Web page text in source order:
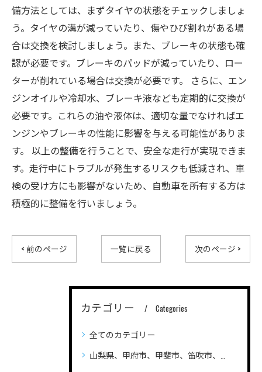
備方法としては、まずタイヤの状態をチェックしましょ
う。タイヤの溝が減っていたり、傷やひび割れがある場
合は交換を検討しましょう。また、ブレーキの状態も確
認が必要です。ブレーキのパッドが減っていたり、ロー
ターが削れている場合は交換が必要です。 さらに、エン
ジンオイルや冷却水、ブレーキ液なども定期的に交換が
必要です。これらの油や液体は、適切な量でなければエ
ンジンやブレーキの性能に影響を与える可能性がありま
す。 以上の整備を行うことで、安全な走行が実現できま
す。走行中にトラブルが発生するリスクも低減され、車
検の受け方にも影響がないため、自動車を所有する方は
積極的に整備を行いましょう。
< 前のページ 一覧に戻る 次のページ >
カテゴリー Categories
全てのカテゴリー
山梨県、甲府市、甲斐市、笛吹市、昭和町、